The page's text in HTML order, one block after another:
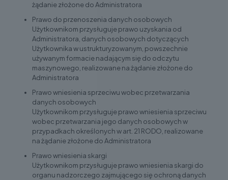
żądanie złożone do Administratora
Prawo do przenoszenia danych osobowych
Użytkownikom przysługuje prawo uzyskania od
Administratora, danych osobowych dotyczących
Użytkownika w ustrukturyzowanym, powszechnie
używanym formacie nadającym się do odczytu
maszynowego, realizowane na żądanie złożone do
Administratora
Prawo wniesienia sprzeciwu wobec przetwarzania
danych osobowych
Użytkownikom przysługuje prawo wniesienia sprzeciwu
wobec przetwarzania jego danych osobowych w
przypadkach określonych w art. 21 RODO, realizowane
na żądanie złożone do Administratora
Prawo wniesienia skargi
Użytkownikom przysługuje prawo wniesienia skargi do
organu nadzorczego zajmującego się ochroną danych